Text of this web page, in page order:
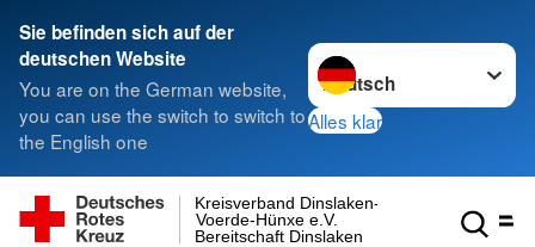
Sie befinden sich auf der
deutschen Website
You are on the German website,
you can use the switch to switch to
the English one
Sprache wechseln zu
Alles klar
Bereitschaft Dinslaken
Voerde-Hünxe e.V.
Kreisverband Dinslaken-